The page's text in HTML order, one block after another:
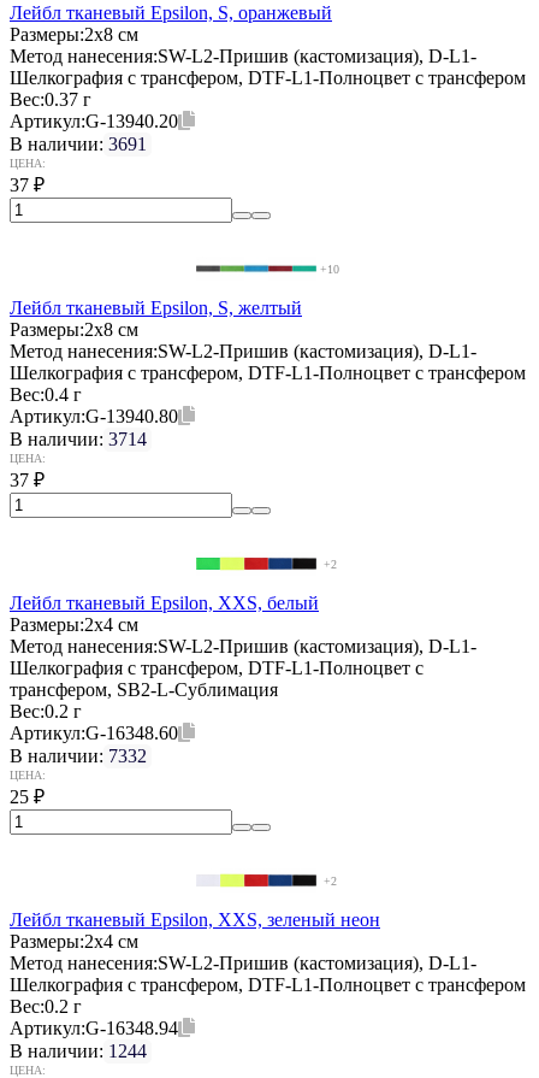
Лейбл тканевый Epsilon, S, оранжевый
Размеры:2х8 см
Метод нанесения:SW-L2-Пришив (кастомизация), D-L1-
Шелкография с трансфером, DTF-L1-Полноцвет с трансфером
Вес:0.37 г
Артикул:G-13940.20
В наличии: 3691
ЦЕНА:
37 ₽
+10
Лейбл тканевый Epsilon, S, желтый
Размеры:2х8 см
Метод нанесения:SW-L2-Пришив (кастомизация), D-L1-
Шелкография с трансфером, DTF-L1-Полноцвет с трансфером
Вес:0.4 г
Артикул:G-13940.80
В наличии: 3714
ЦЕНА:
37 ₽
+2
Лейбл тканевый Epsilon, XXS, белый
Размеры:2х4 см
Метод нанесения:SW-L2-Пришив (кастомизация), D-L1-
Шелкография с трансфером, DTF-L1-Полноцвет с
трансфером, SB2-L-Сублимация
Вес:0.2 г
Артикул:G-16348.60
В наличии: 7332
ЦЕНА:
25 ₽
+2
Лейбл тканевый Epsilon, XXS, зеленый неон
Размеры:2х4 см
Метод нанесения:SW-L2-Пришив (кастомизация), D-L1-
Шелкография с трансфером, DTF-L1-Полноцвет с трансфером
Вес:0.2 г
Артикул:G-16348.94
В наличии: 1244
ЦЕНА: